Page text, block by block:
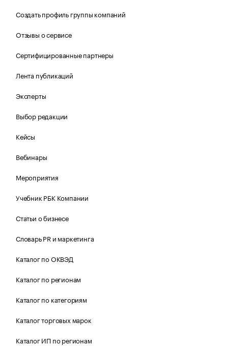
Создать профиль группы компаний
Отзывы о сервисе
Сертифицированные партнеры
Лента публикаций
Эксперты
Выбор редакции
Кейсы
Вебинары
Мероприятия
Учебник РБК Компании
Статьи о бизнесе
Словарь PR и маркетинга
Каталог по ОКВЭД
Каталог по регионам
Каталог по категориям
Каталог торговых марок
Каталог ИП по регионам